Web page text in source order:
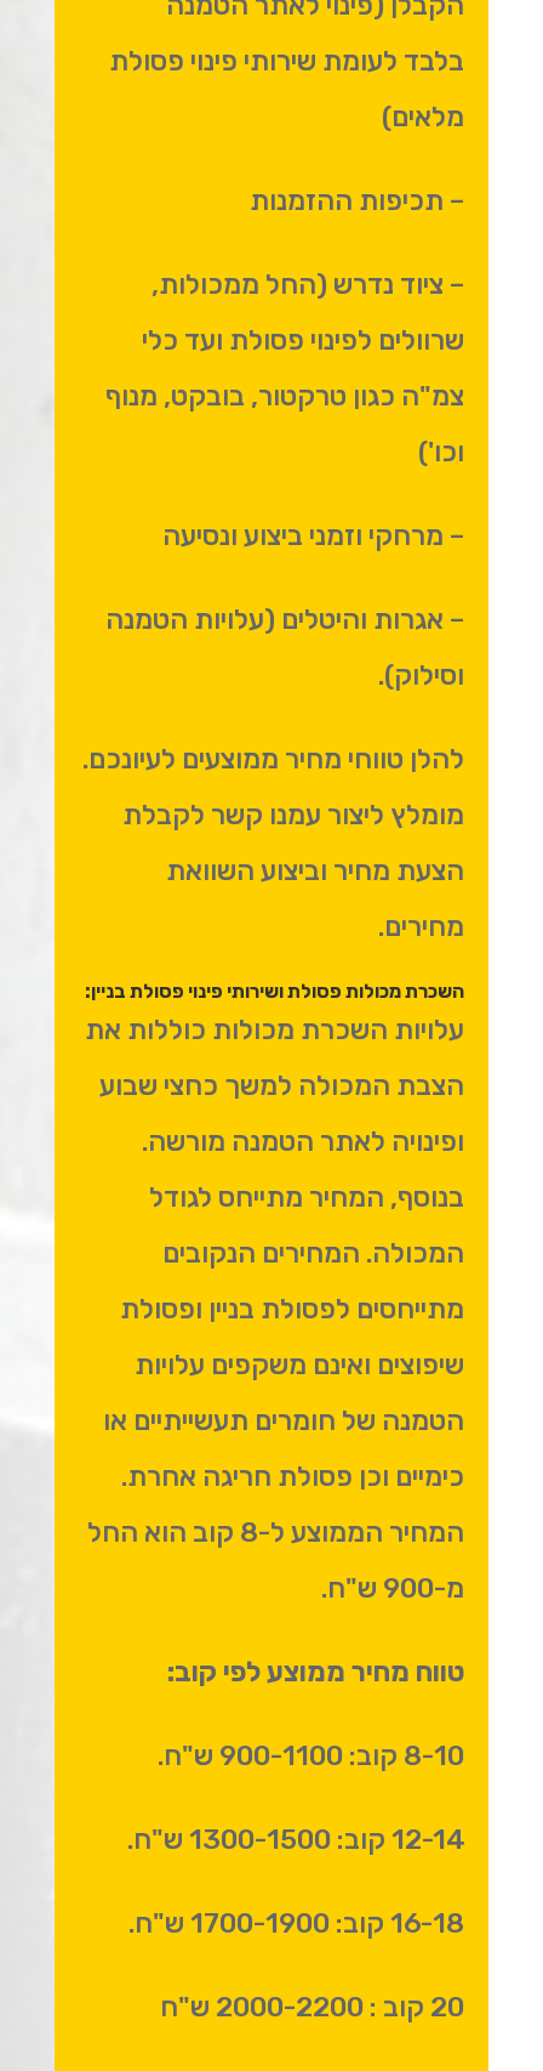
בלבד לעומת שירותי פינוי פסולת
מלאים)
– תכיפות ההזמנות
– ציוד נדרש (החל ממכולות,
שרוולים לפינוי פסולת ועד כלי
צמ"ה כגון טרקטור, בובקט, מנוף
וכו')
– מרחקי וזמני ביצוע ונסיעה
– אגרות והיטלים (עלויות הטמנה
וסילוק).
להלן טווחי מחיר ממוצעים לעיונכם.
מומלץ ליצור עמנו קשר לקבלת
הצעת מחיר וביצוע השוואת
מחירים.
השכרת מכולות פסולת ושירותי פינוי פסולת בניין:
עלויות השכרת מכולות כוללות את
הצבת המכולה למשך כחצי שבוע
ופינויה לאתר הטמנה מורשה.
בנוסף, המחיר מתייחס לגודל
המכולה. המחירים הנקובים
מתייחסים לפסולת בניין ופסולת
שיפוצים ואינם משקפים עלויות
הטמנה של חומרים תעשייתיים או
כימיים וכן פסולת חריגה אחרת.
המחיר הממוצע ל-8 קוב הוא החל
מ-900 ש"ח.
טווח מחיר ממוצע לפי קוב:
8-10 קוב: 900-1100 ש"ח.
12-14 קוב: 1300-1500 ש"ח.
16-18 קוב: 1700-1900 ש"ח.
20 קוב : 2000-2200 ש"ח